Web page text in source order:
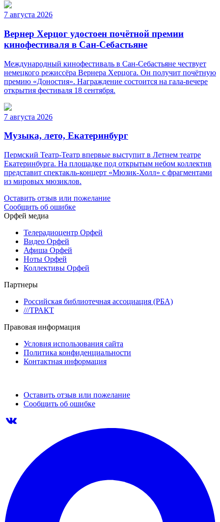
7 августа 2026
Вернер Херцог удостоен почётной премии
кинофестиваля в Сан-Себастьяне
Международный кинофестиваль в Сан-Себастьяне чествует
немецкого режиссёра Вернера Херцога. Он получит почётную
премию «Доностия». Награждение состоится на гала-вечере
открытия фестиваля 18 сентября.
7 августа 2026
Музыка, лето, Екатеринбург
Пермский Театр-Театр впервые выступит в Летнем театре
Екатеринбурга. На площадке под открытым небом коллектив
представит спектакль-концерт «Мюзик-Холл» с фрагментами
из мировых мюзиклов.
Оставить отзыв или пожелание
Сообщить об ошибке
Орфей медиа
Телерадиоцентр Орфей
Видео Орфей
Афиша Орфей
Ноты Орфей
Коллективы Орфей
Партнеры
Российская библиотечная ассоциация (РБА)
///ТРАКТ
Правовая информация
Условия использования сайта
Политика конфиденциальности
Контактная информация
Оставить отзыв или пожелание
Сообщить об ошибке